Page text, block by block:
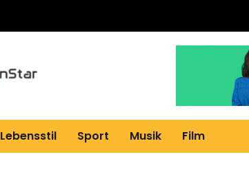
Lebensstil Sport Musik Film